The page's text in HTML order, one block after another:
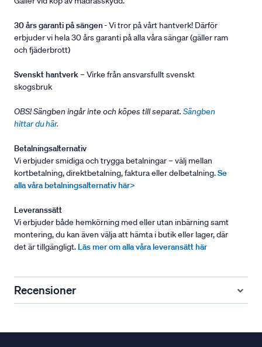
30 års garanti på sängen- Vi tror på vårt hantverk! Därför
erbjuder vi hela 30 års garanti på alla våra sängar (gäller ram
och fjäderbrott)
Svenskt hantverk– Virke från ansvarsfullt svenskt
skogsbruk
OBS! Sängben ingår inte och köpes till separat. Sängben
hittar du här.
Betalningsalternativ
Vi erbjuder smidiga och trygga betalningar – välj mellan
kortbetalning, direktbetalning, faktura eller delbetalning.Se
alla våra betalningsalternativ här>
Leveranssätt
Vi erbjuder både hemkörning med eller utan inbärning samt
montering, du kan även välja att hämta i butik eller lager, där
det är tillgängligt. Läs mer om alla våra leveransätt här
Recensioner